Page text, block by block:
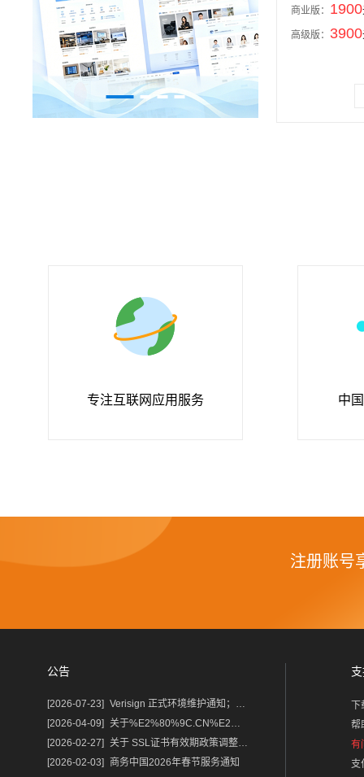
商业版： 1900
高级版： 3900
专注互联网应用服务 中
注册账号
公告
[2026-07-23] Verisign 正式环境维护通知；含域名.com/.net
[2026-04-09] 关于%E2%80%9C.CN%E2%80%9D%E2%80%9C.中国%E2%80%9D域名保护锁及隐私服务调整的通知
[2026-02-27] 关于 SSL证书有效期政策调整的重要通知
[2026-02-03]
商务中国2026年春节服务通知
帮
有
支